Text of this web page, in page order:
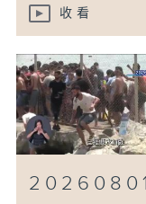
收看
20260801